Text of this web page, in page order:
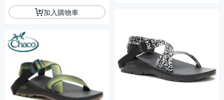
加入購物車